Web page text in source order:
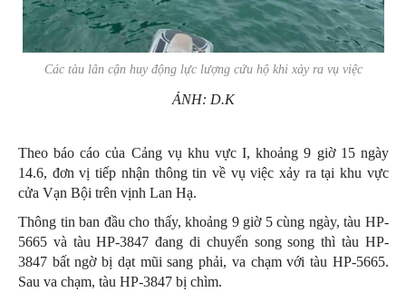
Các tàu lân cận huy động lực lượng cứu hộ khi xảy ra vụ việc
ẢNH: D.K
Theo báo cáo của Cảng vụ khu vực I, khoảng 9 giờ 15 ngày
14.6, đơn vị tiếp nhận thông tin về vụ việc xảy ra tại khu vực
cửa Vạn Bội trên vịnh Lan Hạ.
Thông tin ban đầu cho thấy, khoảng 9 giờ 5 cùng ngày, tàu HP-
5665 và tàu HP-3847 đang di chuyển song song thì tàu HP-
3847 bất ngờ bị dạt mũi sang phải, va chạm với tàu HP-5665.
Sau va chạm, tàu HP-3847 bị chìm.